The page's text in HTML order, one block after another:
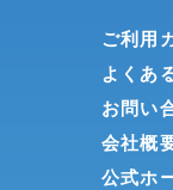
ご利用
よくあ
お問い
会社概
公式ホ